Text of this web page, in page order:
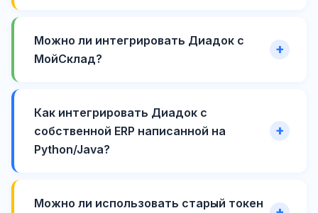
Можно ли интегрировать Диадок с
МойСклад?
Как интегрировать Диадок с
собственной ERP написанной на
Python/Java?
Можно ли использовать старый токен